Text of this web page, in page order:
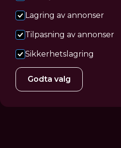
Lagring av annonser
Tilpasning av annonser
Sikkerhetslagring
Godta valg
Bestill gavekort